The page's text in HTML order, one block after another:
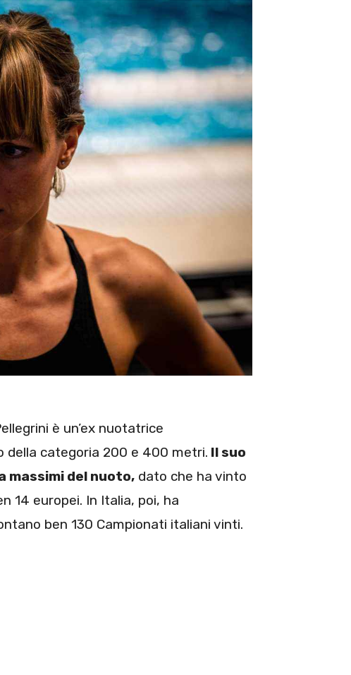
è un’ex nuotatrice
della categoria 200 e 400 metri. Il suo
massimi del nuoto, dato che ha vinto
14 europei. In Italia, poi, ha
ben 130 Campionati italiani vinti.